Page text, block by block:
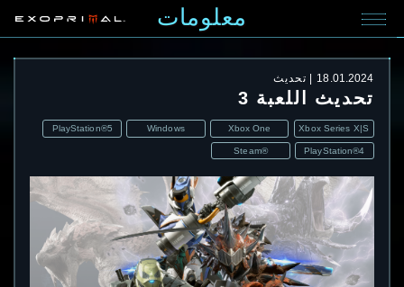
معلومات
18.01.2024 تحديث
تحديث اللعبة 3
Xbox Series X|S
Xbox One
Windows
PlayStation®5
PlayStation®4
Steam®